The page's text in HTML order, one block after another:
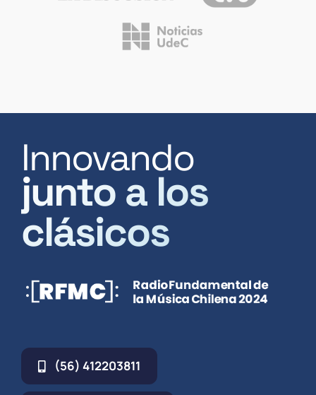
Innovando
junto a los
clásicos
(56) 412203811